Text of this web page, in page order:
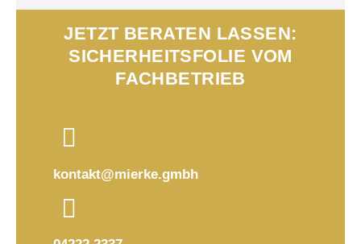
JETZT BERATEN LASSEN:
SICHERHEITSFOLIE VOM
FACHBETRIEB
kontakt@mierke.gmbh